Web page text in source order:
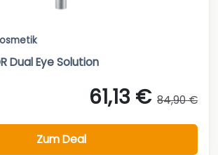
Dual Eye Solution
61,13 € 84,90 €
Zum Deal